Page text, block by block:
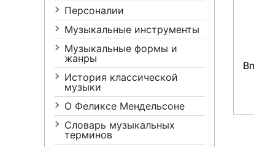
Персоналии
Музыкальные инструменты
Музыкальные формы и
жанры
История классической
музыки
О Феликсе Мендельсоне
Cловарь музыкальных
терминов